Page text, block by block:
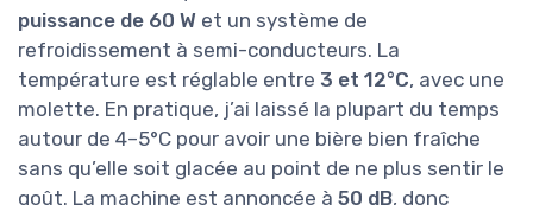
puissance de 60 W et un système de
refroidissement à semi-conducteurs. La
température est réglable entre 3 et 12°C, avec une
molette. En pratique, j’ai laissé la plupart du temps
autour de 4–5°C pour avoir une bière bien fraîche
sans qu’elle soit glacée au point de ne plus sentir le
goût. La machine est annoncée à 50 dB, donc